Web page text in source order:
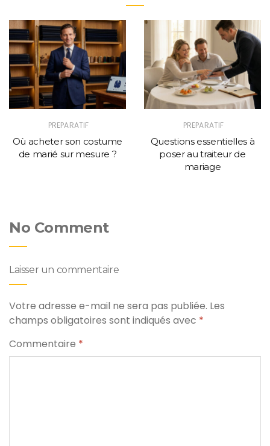
PREPARATIF
Où acheter son costume
de marié sur mesure ?
PREPARATIF
Questions essentielles à
poser au traiteur de
mariage
No Comment
Laisser un commentaire
Votre adresse e-mail ne sera pas publiée. Les
champs obligatoires sont indiqués avec *
Commentaire *